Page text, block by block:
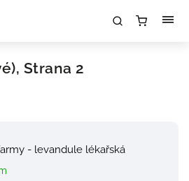
, Strana 2
- levandule lékařská